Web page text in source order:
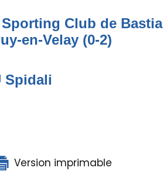
Club de Bastia
en-Velay (0-2)
Spidali
Version imprimable